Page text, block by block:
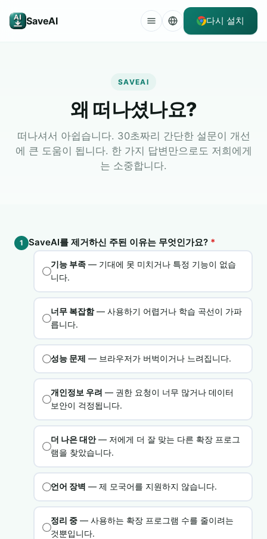
SaveAI 다시 설치
SAVEAI
왜 떠나셨나요?
떠나셔서 아쉽습니다. 30초짜리 간단한 설문이 개선
에 큰 도움이 됩니다. 한 가지 답변만으로도 저희에게
는 소중합니다.
1 SaveAI를 제거하신 주된 이유는 무엇인가요? *
기능 부족— 기대에 못 미치거나 특정 기능이 없습
니다.
너무 복잡함— 사용하기 어렵거나 학습 곡선이 가파
릅니다.
성능 문제 — 브라우저가 버벅이거나 느려집니다.
개인정보 우려 — 권한 요청이 너무 많거나 데이터
보안이 걱정됩니다.
더 나은 대안— 저에게 더 잘 맞는 다른 확장 프로그
램을 찾았습니다.
언어 장벽 — 제 모국어를 지원하지 않습니다.
정리 중— 사용하는 확장 프로그램 수를 줄이려는
것뿐입니다.